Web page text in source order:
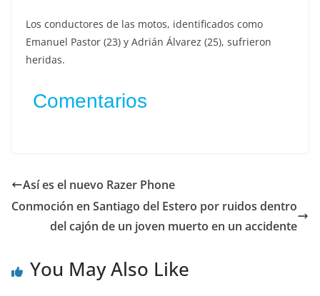
Los conductores de las motos, identificados como
Emanuel Pastor (23) y Adrián Álvarez (25), sufrieron
heridas.
Comentarios
Así es el nuevo Razer Phone
Conmoción en Santiago del Estero por ruidos dentro
del cajón de un joven muerto en un accidente
You May Also Like